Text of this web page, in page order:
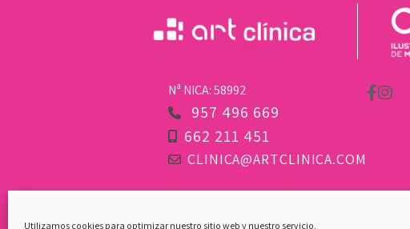
Utilizamos cookies para optimizar nuestro sitio web y nuestro servicio.
Nª NICA: 58992
957 496 669
662 211 451
CLINICA@ARTCLINICA.COM
PRIVACIDAD